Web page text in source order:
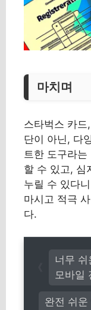
마치며
스타벅스 카
단이 아닌, 다
트한 도구라
할 수 있고, 심
누릴 수 있다
마시고 적극
다.
완전 쉬운
너무
모바일